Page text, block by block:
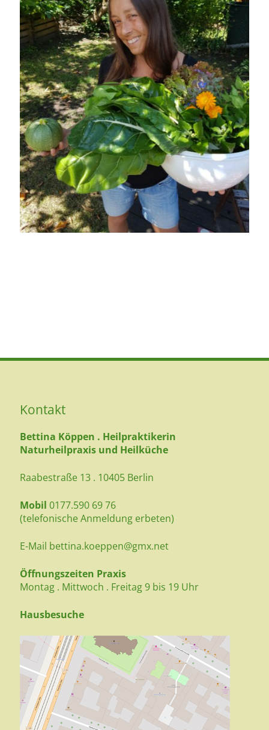
Kontakt
Bettina Köppen . Heilpraktikerin
Naturheilpraxis und Heilküche
Raabestraße 13 . 10405 Berlin
Mobil0177.590 69 76
(telefonische Anmeldung erbeten)
E-Mail bettina.koeppen@gmx.net
Öffnungszeiten Praxis
Montag . Mittwoch . Freitag 9 bis 19 Uhr
Hausbesuche